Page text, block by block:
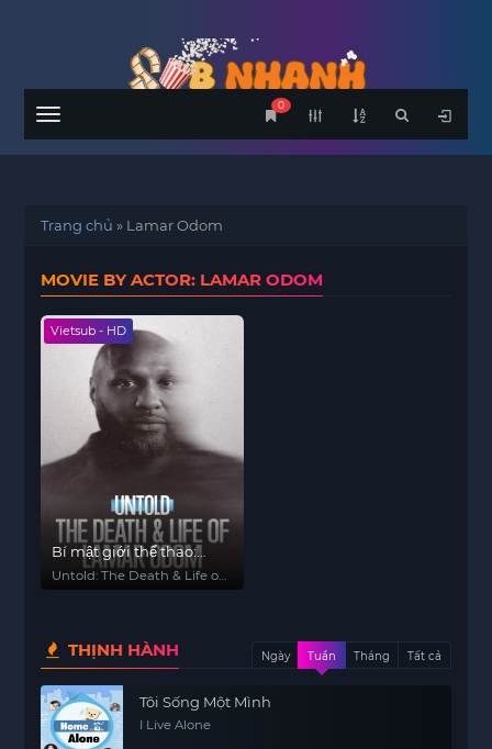
Menu
0
Trang chủ » Lamar Odom
MOVIE BY ACTOR: LAMAR ODOM
Vietsub - HD
Bí mật giới thể thao:
Cuộc đời và cái chết của
Lamar Odom
Untold: The Death & Life of
THỊNH HÀNH Ngày Tuần Tháng Tất cả
Tôi Sống Một Mình
I Live Alone